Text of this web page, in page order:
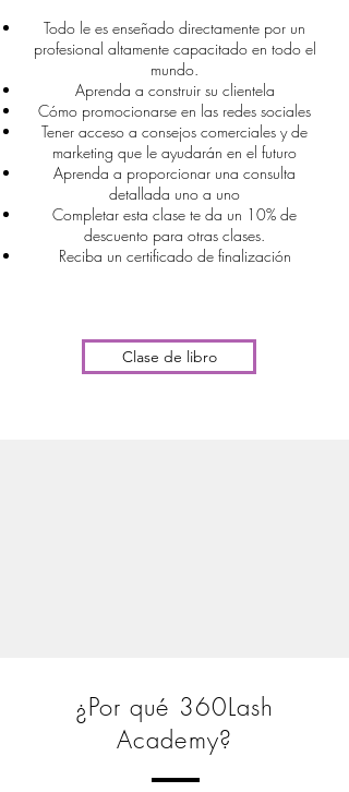
Todo le es enseñado directamente por un
profesional altamente capacitado en todo el
mundo.
Aprenda a construir su clientela
Cómo promocionarse en las redes sociales
Tener acceso a consejos comerciales y de
marketing que le ayudarán en el futuro
Aprenda a proporcionar una consulta
detallada uno a uno
Completar esta clase te da un 10% de
descuento para otras clases.
Reciba un certificado de finalización
Clase de libro
¿Por qué 360Lash
Academy?